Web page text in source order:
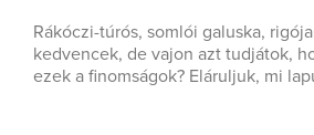
Rákóczi-túrós, somlói galuska,
kedvencek, de vajon azt tudjátok,
ezek a finomságok? Eláruljuk, mi